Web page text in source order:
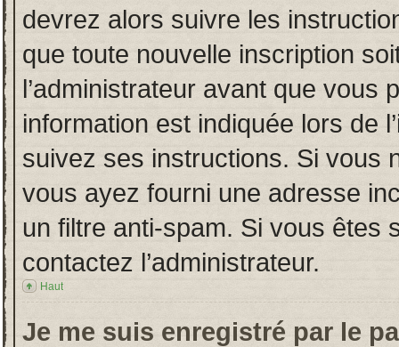
devrez alors suivre les
que toute nouvelle inscription
l’administrateur avant que vous
information est indiquée lors de
suivez ses instructions. Si vous
vous ayez fourni une adresse
un filtre anti-spam. Si vous êtes
contactez l’administrateur.
Haut
Je me suis enregistré par le